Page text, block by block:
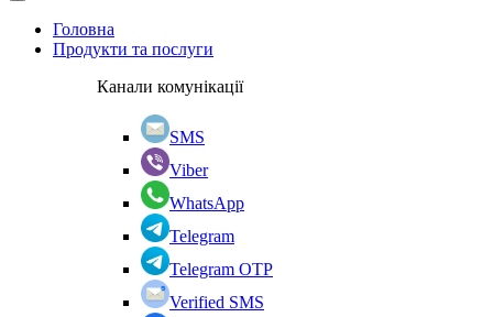
Головна
Продукти та послуги
Канали комунікації
SMS
Viber
WhatsApp
Telegram
Telegram OTP
Verified SMS